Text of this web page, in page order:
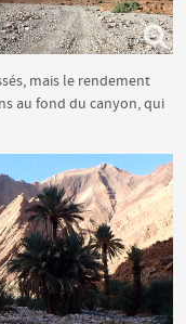
mais le rendement
au fond du canyon, qui